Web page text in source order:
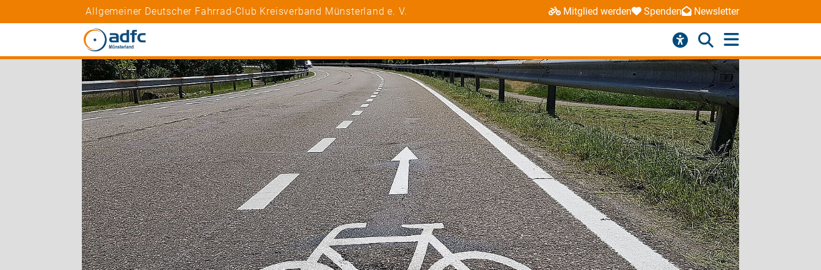
Allgemeiner Deutscher Fahrrad-Club Kreisverband Münsterland e. V. Mitglied werden Spenden Newsletter